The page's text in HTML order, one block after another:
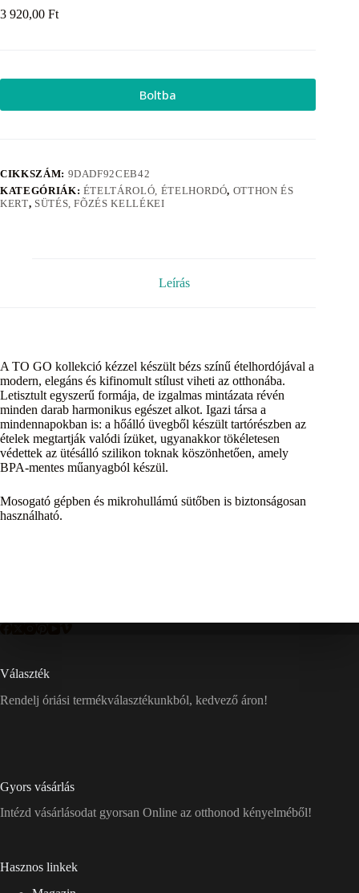
3 920,00 Ft
Boltba
CIKKSZÁM: 9DADF92CEB42
KATEGÓRIÁK: ÉTELTÁROLÓ, ÉTELHORDÓ, OTTHON ÉS
KERT, SÜTÉS, FÕZÉS KELLÉKEI
Leírás
A TO GO kollekció kézzel készült bézs színű ételhordójával a
modern, elegáns és kifinomult stílust viheti az otthonába.
Letisztult egyszerű formája, de izgalmas mintázata révén
minden darab harmonikus egészet alkot. Igazi társa a
mindennapokban is: a hőálló üvegből készült tartórészben az
ételek megtartják valódi ízüket, ugyanakkor tökéletesen
védettek az ütésálló szilikon toknak köszönhetően, amely
BPA-mentes műanyagból készül.
Mosogató gépben és mikrohullámú sütőben is biztonságosan
használható.
Választék
Rendelj óriási termékválasztékunkból, kedvező áron!
Gyors vásárlás
Intézd vásárlásodat gyorsan Online az otthonod kényelméből!
Hasznos linkek